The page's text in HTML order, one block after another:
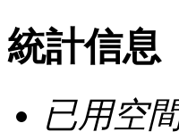
統計信息
已用空